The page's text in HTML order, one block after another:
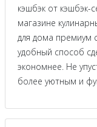
кэшбэк от кэшбэк-
магазине
для дома премиум
удобный способ
экономнее. Не
более уютным и